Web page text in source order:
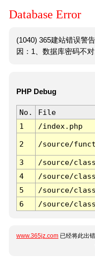
Database Error
(1040) 365建站错误警
因：1、数据库密码不
PHP Debug
No. File
1
/index.php
2 /source/
3 /source/
4
/source/
5
/source/
6
/source/
www.365jz.com 已经将此出